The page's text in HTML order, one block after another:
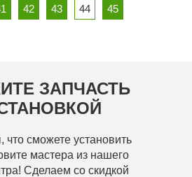
42 43 44 45
ЗАПЧАСТЬ
что сможете установить
мастера из нашего
Сделаем со скидкой